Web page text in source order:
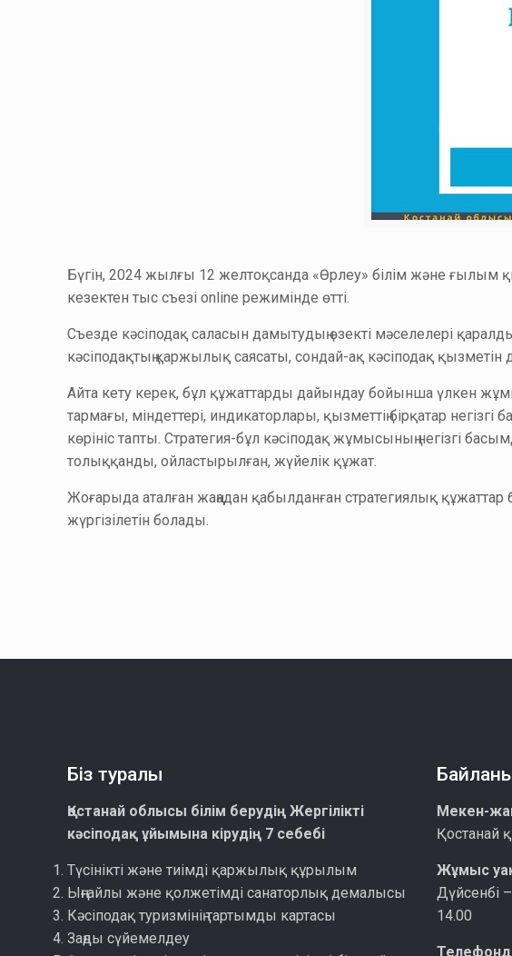
Бүгін, 2024 жылғы 12 желтоқсанда «Өрлеу» білім және ғылым
кезектен тыс съезі оnline режимінде өтті.
Съезде кәсіподақ саласын дамытудың өзекті мәселелері
кәсіподақтың қаржылық саясаты, сондай-ақ кәсіподақ
Айта кету керек, бұл құжаттарды дайындау бойынша үлкен жұмыс
тармағы, міндеттері, индикаторлары, қызметтің бірқатар
көрініс тапты. Стратегия-бұл кәсіподақ жұмысының негізгі
толыққанды, ойластырылған, жүйелік құжат.
Жоғарыда аталған жаңадан қабылданған стратегиялық құжаттар
жүргізілетін болады.
Біз туралы
Қостанай облысы білім берудің Жергілікті
кәсіподақ ұйымына кірудің 7 себебі
Түсінікті және тиімді қаржылық құрылым
Ыңғайлы және қолжетімді санаторлық демалысы
Кәсіподақ туризмінің тартымды картасы
Заңды сүйемелдеу
Мекен-
Қостанай
Жұмыс
Дүйсенбі
14.00